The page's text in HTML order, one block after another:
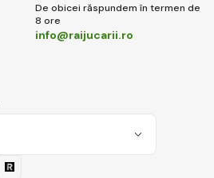
De obicei răspundem în termen de
8 ore
info@raijucarii.ro